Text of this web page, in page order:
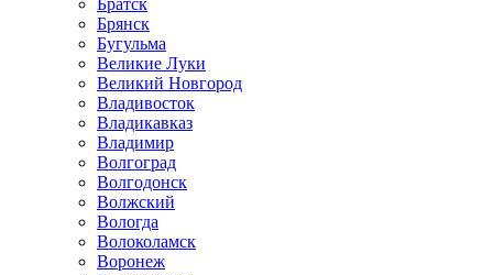
Братск
Брянск
Бугульма
Великие Луки
Великий Новгород
Владивосток
Владикавказ
Владимир
Волгоград
Волгодонск
Волжский
Вологда
Волоколамск
Воронеж